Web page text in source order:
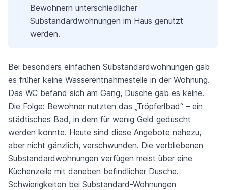
Bewohnern unterschiedlicher
Substandardwohnungen im Haus genutzt
werden.
Bei besonders einfachen Substandardwohnungen gab
es früher keine Wasserentnahmestelle in der Wohnung.
Das WC befand sich am Gang, Dusche gab es keine.
Die Folge: Bewohner nutzten das „Tröpferlbad“ – ein
städtisches Bad, in dem für wenig Geld geduscht
werden konnte. Heute sind diese Angebote nahezu,
aber nicht gänzlich, verschwunden. Die verbliebenen
Substandardwohnungen verfügen meist über eine
Küchenzeile mit daneben befindlicher Dusche.
Schwierigkeiten bei Substandard-Wohnungen